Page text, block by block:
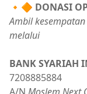
🔸🔶 DONASI
Ambil
melalui
BANK SYARIAH
7208885884